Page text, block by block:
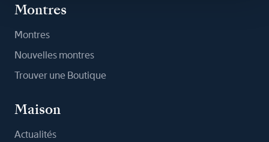
Montres
Montres
Nouvelles montres
Trouver une Boutique
Maison
Actualités